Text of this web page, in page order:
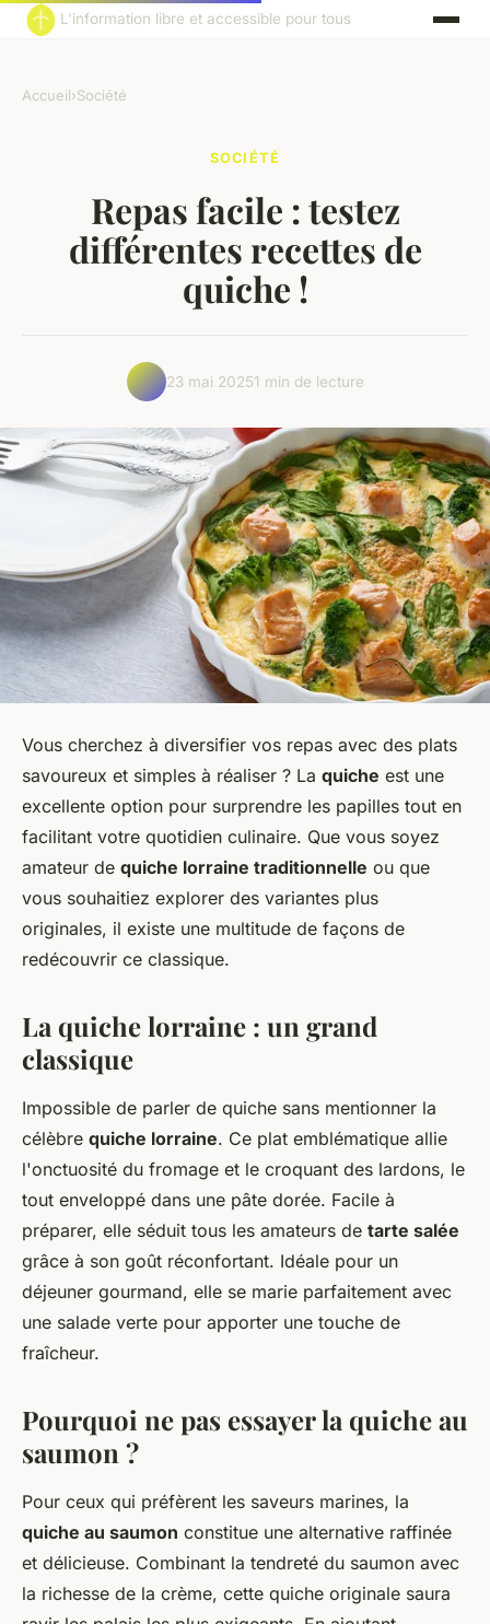
L'information libre et accessible pour tous
Accueil›Société
SOCIÉTÉ
Repas facile : testez
différentes recettes de
quiche !
23 mai 20251 min de lecture
Vous cherchez à diversifier vos repas avec des plats
savoureux et simples à réaliser ? La quiche est une
excellente option pour surprendre les papilles tout en
facilitant votre quotidien culinaire. Que vous soyez
amateur de quiche lorraine traditionnelle ou que
vous souhaitiez explorer des variantes plus
originales, il existe une multitude de façons de
redécouvrir ce classique.
La quiche lorraine : un grand
classique
Impossible de parler de quiche sans mentionner la
célèbre quiche lorraine. Ce plat emblématique allie
l'onctuosité du fromage et le croquant des lardons, le
tout enveloppé dans une pâte dorée. Facile à
préparer, elle séduit tous les amateurs de tarte salée
grâce à son goût réconfortant. Idéale pour un
déjeuner gourmand, elle se marie parfaitement avec
une salade verte pour apporter une touche de
fraîcheur.
Pourquoi ne pas essayer la quiche au
saumon ?
Pour ceux qui préfèrent les saveurs marines, la
quiche au saumon constitue une alternative raffinée
et délicieuse. Combinant la tendreté du saumon avec
la richesse de la crème, cette quiche originale saura